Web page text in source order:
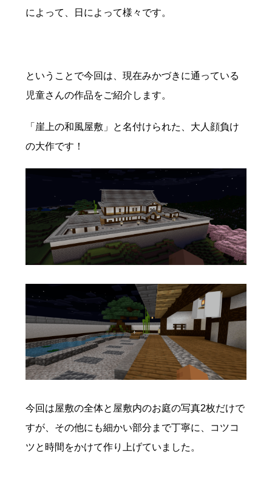
によって、日によって様々です。
ということで今回は、現在みかづきに通っている
児童さんの作品をご紹介します。
「崖上の和風屋敷」と名付けられた、大人顔負け
の大作です！
今回は屋敷の全体と屋敷内のお庭の写真2枚だけで
すが、その他にも細かい部分まで丁寧に、コツコ
ツと時間をかけて作り上げていました。